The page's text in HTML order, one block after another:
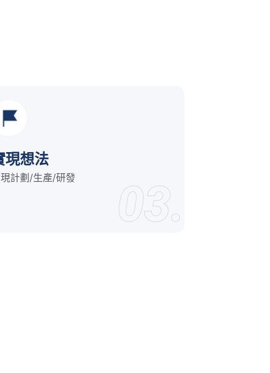
現想法
計劃/生產/研發